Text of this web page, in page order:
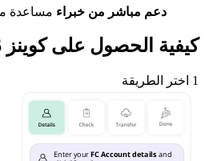
دعم مباشر من خبراء مساعدة
كيفية الحصول على كوينز FC 26 بأمان
1 اختر الطريقة